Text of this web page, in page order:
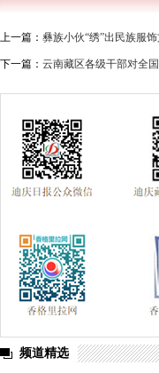
上一篇： 彝族小伙“绣”出民族服
下一篇： 云南藏区各级干部对全
频道精选